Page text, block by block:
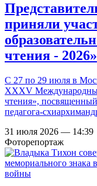
приняли
чтения - 2026»
С 27 по 29 июля в
XXXV
чтения»,
педагога-
31 июля 2026 — 14:39
Фоторепортаж